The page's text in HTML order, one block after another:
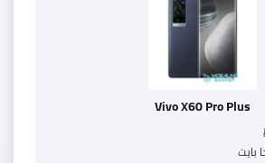
Vivo X60 Pro Plus